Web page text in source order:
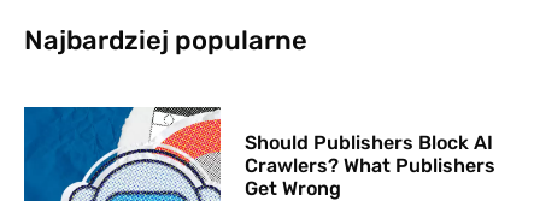
Najbardziej popularne
Should Publishers Block AI
Crawlers? What Publishers
Get Wrong